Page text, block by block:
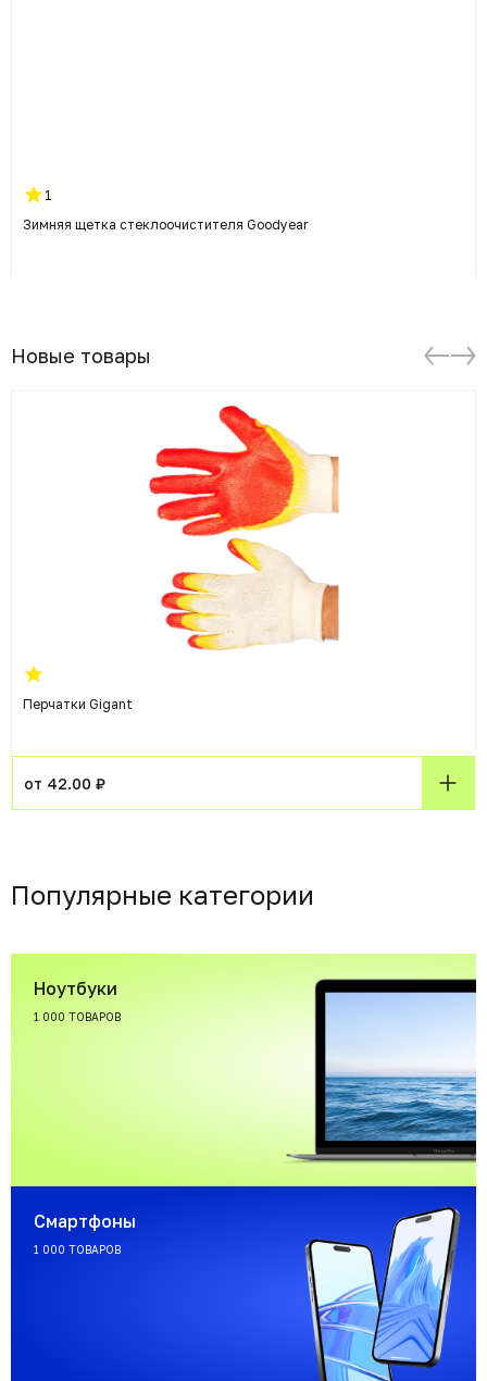
1
Зимняя щетка стеклоочистителя Goodyear
Новые товары
Перчатки Gigant
от 42.00 ₽
Популярные категории
Ноутбуки
1 000 ТОВАРОВ
Смартфоны
1 000 ТОВАРОВ